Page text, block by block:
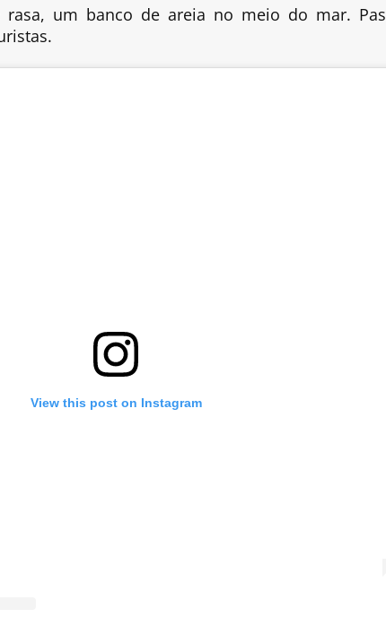
rasa, um banco de areia no meio do mar.
View this post on Instagram